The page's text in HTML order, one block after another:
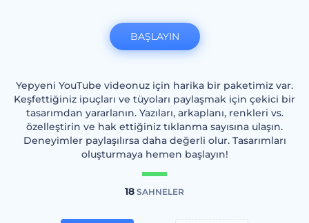
Yepyeni YouTube videonuz için harika bir paketimiz var.
Keşfettiğiniz ipuçları ve tüyoları paylaşmak için çekici bir
tasarımdan yararlanın. Yazıları, arkaplanı, renkleri vs.
özelleştirin ve hak ettiğiniz tıklanma sayısına ulaşın.
Deneyimler paylaşılırsa daha değerli olur. Tasarımları
oluşturmaya hemen başlayın!
18 SAHNELER
BAŞLAYIN